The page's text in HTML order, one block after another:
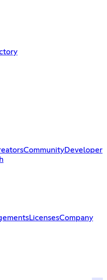
CommunityDeveloper
LicensesCompany